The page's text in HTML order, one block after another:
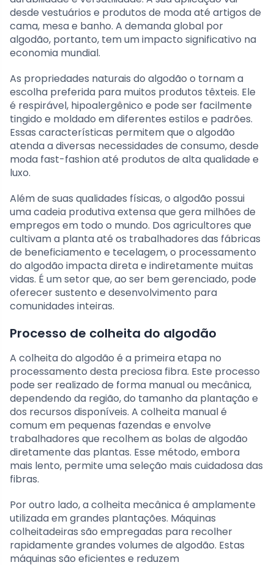
desde vestuários e produtos de moda até artigos de
cama, mesa e banho. A demanda global por
algodão, portanto, tem um impacto significativo na
economia mundial.
As propriedades naturais do algodão o tornam a
escolha preferida para muitos produtos têxteis. Ele
é respirável, hipoalergênico e pode ser facilmente
tingido e moldado em diferentes estilos e padrões.
Essas características permitem que o algodão
atenda a diversas necessidades de consumo, desde
moda fast-fashion até produtos de alta qualidade e
luxo.
Além de suas qualidades físicas, o algodão possui
uma cadeia produtiva extensa que gera milhões de
empregos em todo o mundo. Dos agricultores que
cultivam a planta até os trabalhadores das fábricas
de beneficiamento e tecelagem, o processamento
do algodão impacta direta e indiretamente muitas
vidas. É um setor que, ao ser bem gerenciado, pode
oferecer sustento e desenvolvimento para
comunidades inteiras.
Processo de colheita do algodão
A colheita do algodão é a primeira etapa no
processamento desta preciosa fibra. Este processo
pode ser realizado de forma manual ou mecânica,
dependendo da região, do tamanho da plantação e
dos recursos disponíveis. A colheita manual é
comum em pequenas fazendas e envolve
trabalhadores que recolhem as bolas de algodão
diretamente das plantas. Esse método, embora
mais lento, permite uma seleção mais cuidadosa das
fibras.
Por outro lado, a colheita mecânica é amplamente
utilizada em grandes plantações. Máquinas
colheitadeiras são empregadas para recolher
rapidamente grandes volumes de algodão. Estas
máquinas são eficientes e reduzem